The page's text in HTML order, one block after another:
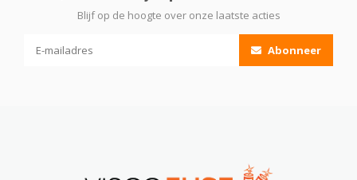
Blijf op de hoogte over onze laatste acties
Abonneer